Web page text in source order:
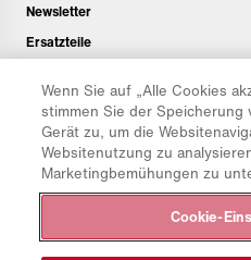
Newsletter
Ersatzteile
CO₂-Rechner
TCO-Rechner
Händler & Standorte
Produktgruppenübersicht
CollabHub Login
Wenn Sie auf „Alle Cookies
stimmen Sie der Speicherung
Gerät zu, um die
Websitenutzung zu
Marketingbemühungen zu
Cookie-